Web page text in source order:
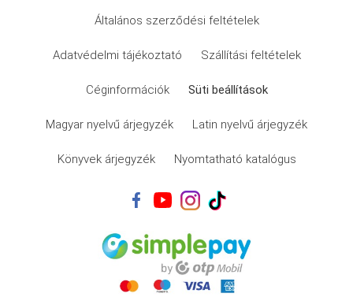
Általános szerződési feltételek
Adatvédelmi tájékoztató Szállítási feltételek
Céginformációk Süti beállítások
Magyar nyelvű árjegyzék Latin nyelvű árjegyzék
Könyvek árjegyzék Nyomtatható katalógus